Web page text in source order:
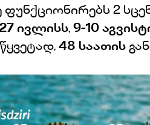
2 სცენა
ივლისს, 9-10
48 საათის